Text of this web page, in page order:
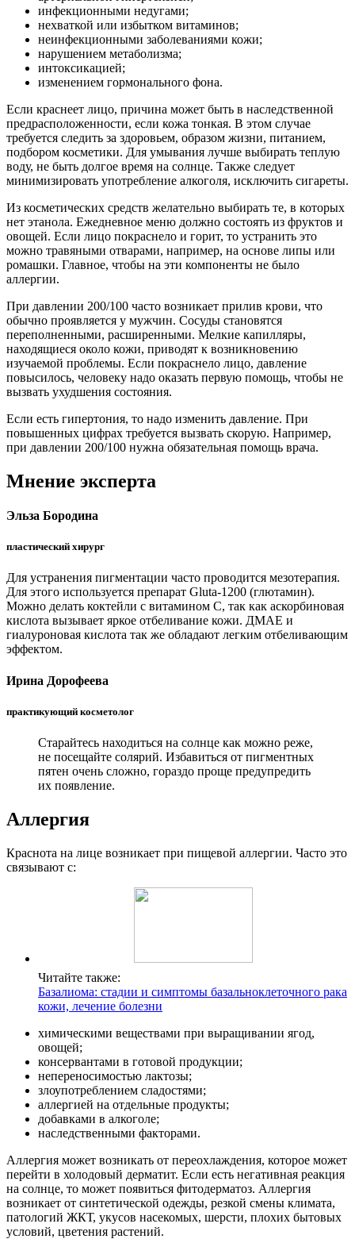
инфекционными недугами;
нехваткой или избытком витаминов;
неинфекционными заболеваниями кожи;
нарушением метаболизма;
интоксикацией;
изменением гормонального фона.
Если краснеет лицо, причина может быть в наследственной
предрасположенности, если кожа тонкая. В этом случае
требуется следить за здоровьем, образом жизни, питанием,
подбором косметики. Для умывания лучше выбирать теплую
воду, не быть долгое время на солнце. Также следует
минимизировать употребление алкоголя, исключить сигареты.
Из косметических средств желательно выбирать те, в которых
нет этанола. Ежедневное меню должно состоять из фруктов и
овощей. Если лицо покраснело и горит, то устранить это
можно травяными отварами, например, на основе липы или
ромашки. Главное, чтобы на эти компоненты не было
аллергии.
При давлении 200/100 часто возникает прилив крови, что
обычно проявляется у мужчин. Сосуды становятся
переполненными, расширенными. Мелкие капилляры,
находящиеся около кожи, приводят к возникновению
изучаемой проблемы. Если покраснело лицо, давление
повысилось, человеку надо оказать первую помощь, чтобы не
вызвать ухудшения состояния.
Если есть гипертония, то надо изменить давление. При
повышенных цифрах требуется вызвать скорую. Например,
при давлении 200/100 нужна обязательная помощь врача.
Мнение эксперта
Эльза Бородина
пластический хирург
Для устранения пигментации часто проводится мезотерапия.
Для этого используется препарат Gluta-1200 (глютамин).
Можно делать коктейли с витамином С, так как аскорбиновая
кислота вызывает яркое отбеливание кожи. ДМАЕ и
гиалуроновая кислота так же обладают легким отбеливающим
эффектом.
Ирина Дорофеева
практикующий косметолог
Старайтесь находиться на солнце как можно реже,
не посещайте солярий. Избавиться от пигментных
пятен очень сложно, гораздо проще предупредить
их появление.
Аллергия
Краснота на лице возникает при пищевой аллергии. Часто это
связывают с:
Читайте также:
Базалиома: стадии и симптомы базальноклеточного рака
кожи, лечение болезни
химическими веществами при выращивании ягод,
овощей;
консервантами в готовой продукции;
непереносимостью лактозы;
злоупотреблением сладостями;
аллергией на отдельные продукты;
добавками в алкоголе;
наследственными факторами.
Аллергия может возникать от переохлаждения, которое может
перейти в холодовый дерматит. Если есть негативная реакция
на солнце, то может появиться фитодерматоз. Аллергия
возникает от синтетической одежды, резкой смены климата,
патологий ЖКТ, укусов насекомых, шерсти, плохих бытовых
условий, цветения растений.